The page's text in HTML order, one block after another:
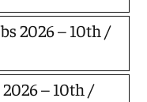
2026 – 10th /
– 10th /